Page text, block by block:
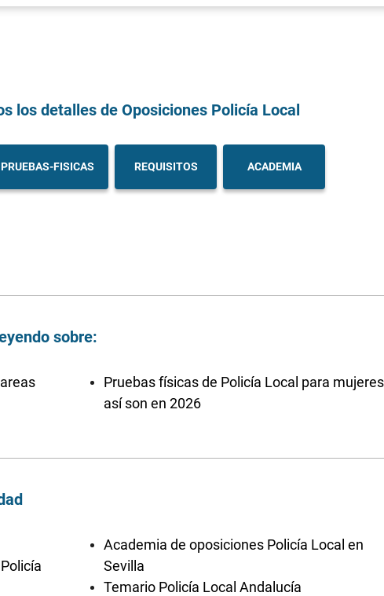
los detalles de Oposiciones Policía Local
PRUEBAS-FISICAS REQUISITOS ACADEMIA
sobre:
Pruebas físicas de Policía Local para
así son en 2026
Academia de oposiciones Policía Local en
Sevilla
Temario Policía Local Andalucía